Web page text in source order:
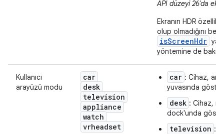
API düzeyi 26'da
Ekranın HDR
olup olmadığını
isScreenHdr
yöntemine de bakın.
Kullanıcı
arayüzü modu
car
desk
television
appliance
watch
vrheadset
car : Cihaz,
yuvasında
desk : Cihaz,
dock'unda
television :